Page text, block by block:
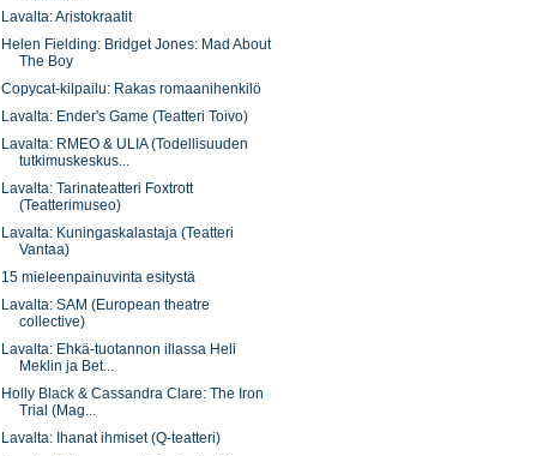
Lavalta: Aristokraatit
Helen Fielding: Bridget Jones: Mad About
The Boy
Copycat-kilpailu: Rakas romaanihenkilö
Lavalta: Ender's Game (Teatteri Toivo)
Lavalta: RMEO & ULIA (Todellisuuden
tutkimuskeskus...
Lavalta: Tarinateatteri Foxtrott
(Teatterimuseo)
Lavalta: Kuningaskalastaja (Teatteri
Vantaa)
15 mieleenpainuvinta esitystä
Lavalta: SAM (European theatre
collective)
Lavalta: Ehkä-tuotannon illassa Heli
Meklin ja Bet...
Holly Black & Cassandra Clare: The Iron
Trial (Mag...
Lavalta: Ihanat ihmiset (Q-teatteri)